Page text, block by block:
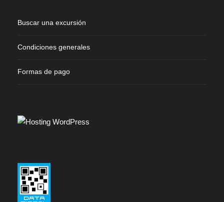
Buscar una excursión
Condiciones generales
Formas de pago